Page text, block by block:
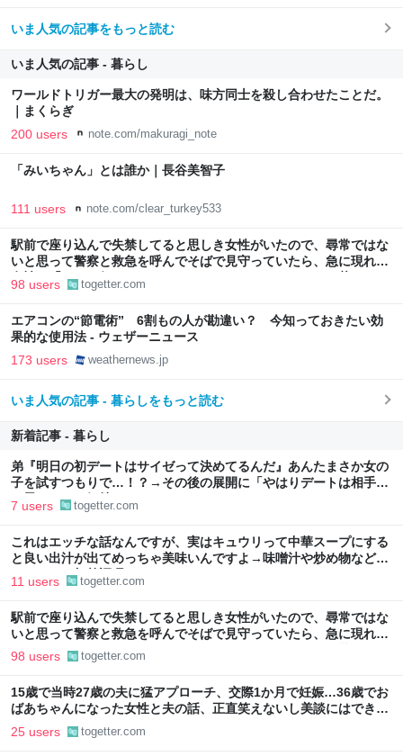
いま人気の記事をもっと読む
いま人気の記事 - 暮らし
ワールドトリガー最大の発明は、味方同士を殺し合わせたことだ。
｜まくらぎ
200 users note.com/makuragi_note
「みいちゃん」とは誰か｜長谷美智子
111 users note.com/clear_turkey533
駅前で座り込んで失禁してると思しき女性がいたので、尋常ではな
いと思って警察と救急を呼んでそばで見守っていたら、急に現れた
女性に「あなた何してるんですか！？」とスマホをはたき落とされ
98 users togetter.com
エアコンの“節電術” 6割もの人が勘違い？ 今知っておきたい効
果的な使用法 - ウェザーニュース
173 users weathernews.jp
いま人気の記事 - 暮らしをもっと読む
新着記事 - 暮らし
弟『明日の初デートはサイゼって決めてるんだ』あんたまさか女の
子を試すつもりで…！？→その後の展開に「やはりデートは相手へ
の思いやりの気持ち」
7 users togetter.com
これはエッチな話なんですが、実はキュウリって中華スープにする
と良い出汁が出てめっちゃ美味いんですよ→味噌汁や炒め物など、
キュウリの加熱調理はいろいろある
11 users togetter.com
駅前で座り込んで失禁してると思しき女性がいたので、尋常ではな
いと思って警察と救急を呼んでそばで見守っていたら、急に現れた
女性に「あなた何してるんですか！？」とスマホをはたき落とされ
98 users togetter.com
15歳で当時27歳の夫に猛アプローチ、交際1か月で妊娠…36歳でお
ばあちゃんになった女性と夫の話、正直笑えないし美談にはできな
いのでは？
25 users togetter.com